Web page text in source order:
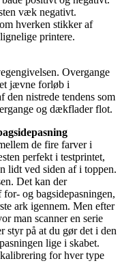
væk negativt.
hverken stikker af
printere.
Overgange
jævne forløb i
den nistrede tendens som
og dækflader flot.
de fire farver i
perfekt i testprintet,
lidt ved siden af i toppen.
Det kan der
og bagsidepasningen,
ark igennem. Men efter
man scanner en serie
styr på at du gør det i den
lige i skabet.
for hver type